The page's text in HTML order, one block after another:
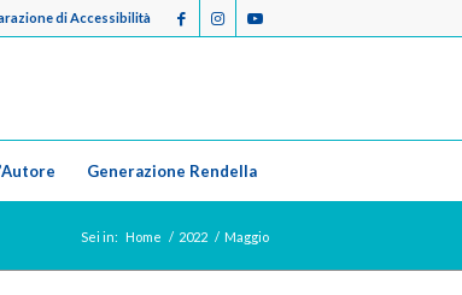
di Accessibilità
Generazione Rendella
Sei in: Home / 2022 / Maggio